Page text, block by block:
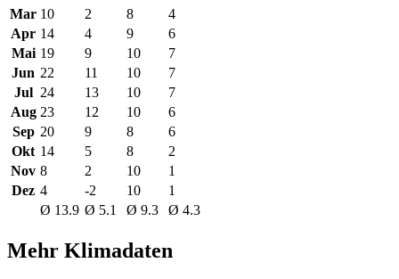
Mar 10 2 8
4
Apr 14 4 9
6
Mai 19 9 10
7
Jun 22 11 10
7
Jul 24 13 10
7
Aug 23 12 10
6
Sep 20 9 8
6
Okt 14 5 8
2
Nov 8 2 10
1
Dez 4 -2 10
1
Ø 13.9 Ø 5.1 Ø 9.3 Ø 4.3
Mehr Klimadaten